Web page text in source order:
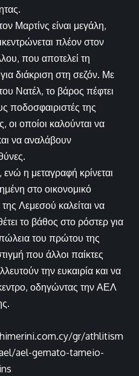
Μαρτίνς είναι μεγάλη,
πλέον στον
που αποτελεί τη
διάκριση στη σεζόν. Με
Νατέλ, το βάρος πέφτει
ποδοσφαιριστές της
οποίοι καλούνται να
να αναλάβουν
η μεταγραφή κρίνεται
στο οικονομικό
Λεμεσού καλείται να
το βάθος στο ρόστερ για
του πρώτου της
που άλλοι παίκτες
την ευκαιρία και να
οδηγώντας την ΑΕΛ
gr/athlitism
ael-gemato-tameio-